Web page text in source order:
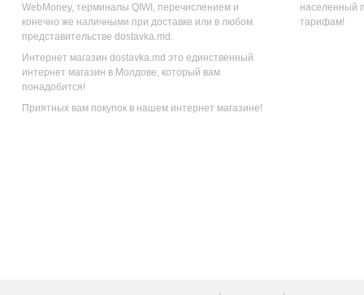
WebMoney, терминалы QIWI, перечислением и
конечно же наличными при доставке или в любом
представительстве dostavka.md.
Интернет магазин dostavka.md это единственный
интернет магазин в Молдове, который вам
понадобится!
Приятных вам покупок в нашем интернет магазине!
населенный
тарифам!